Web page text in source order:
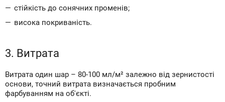
стійкість до сонячних променів;
висока покриваність.
3. Витрата
Витрата один шар – 80-100 мл/м² залежно від зернистості
основи, точний витрата визначається пробним
фарбуванням на об'єкті.